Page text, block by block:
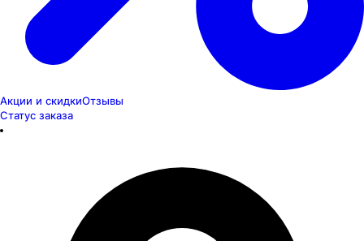
Акции и скидкиОтзывы
Статус заказа